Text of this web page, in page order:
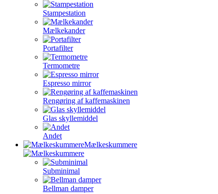
Stampestation
Mælkekander
Portafilter
Termometre
Espresso mirror
Rengøring af kaffemaskinen
Glas skyllemiddel
Andet
Mælkeskummere
Subminimal
Bellman damper